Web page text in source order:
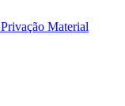
Material